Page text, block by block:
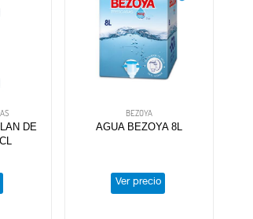
DE
BEZOYA
AGUA BEZOYA 8L
Ver precio